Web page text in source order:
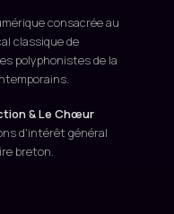
consacrée au
classique de
polyphonistes de la
& Le Chœur
d'intérêt général
breton.